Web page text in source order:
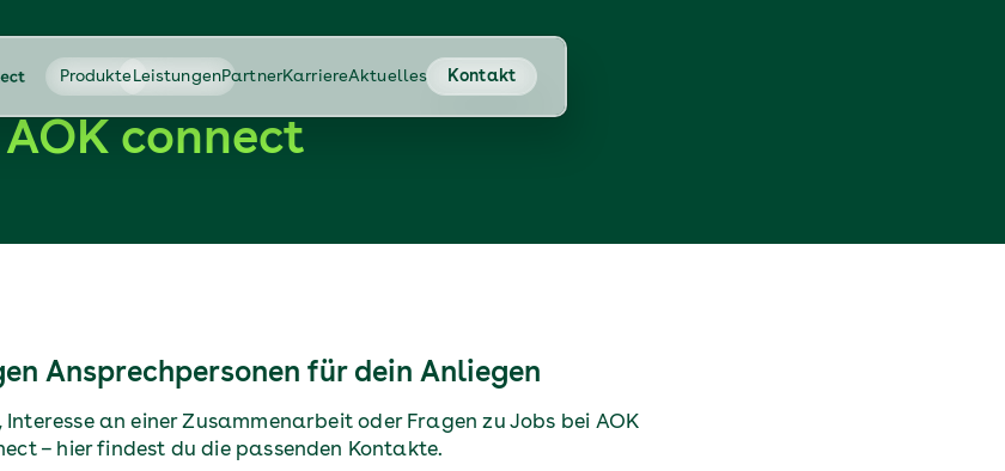
Produkte LeistungenPartnerKarriereAktuelles Kontakt
connect
Ansprechpersonen für dein Anliegen
an einer Zusammenarbeit oder Fragen zu Jobs bei AOK
– hier findest du die passenden Kontakte.